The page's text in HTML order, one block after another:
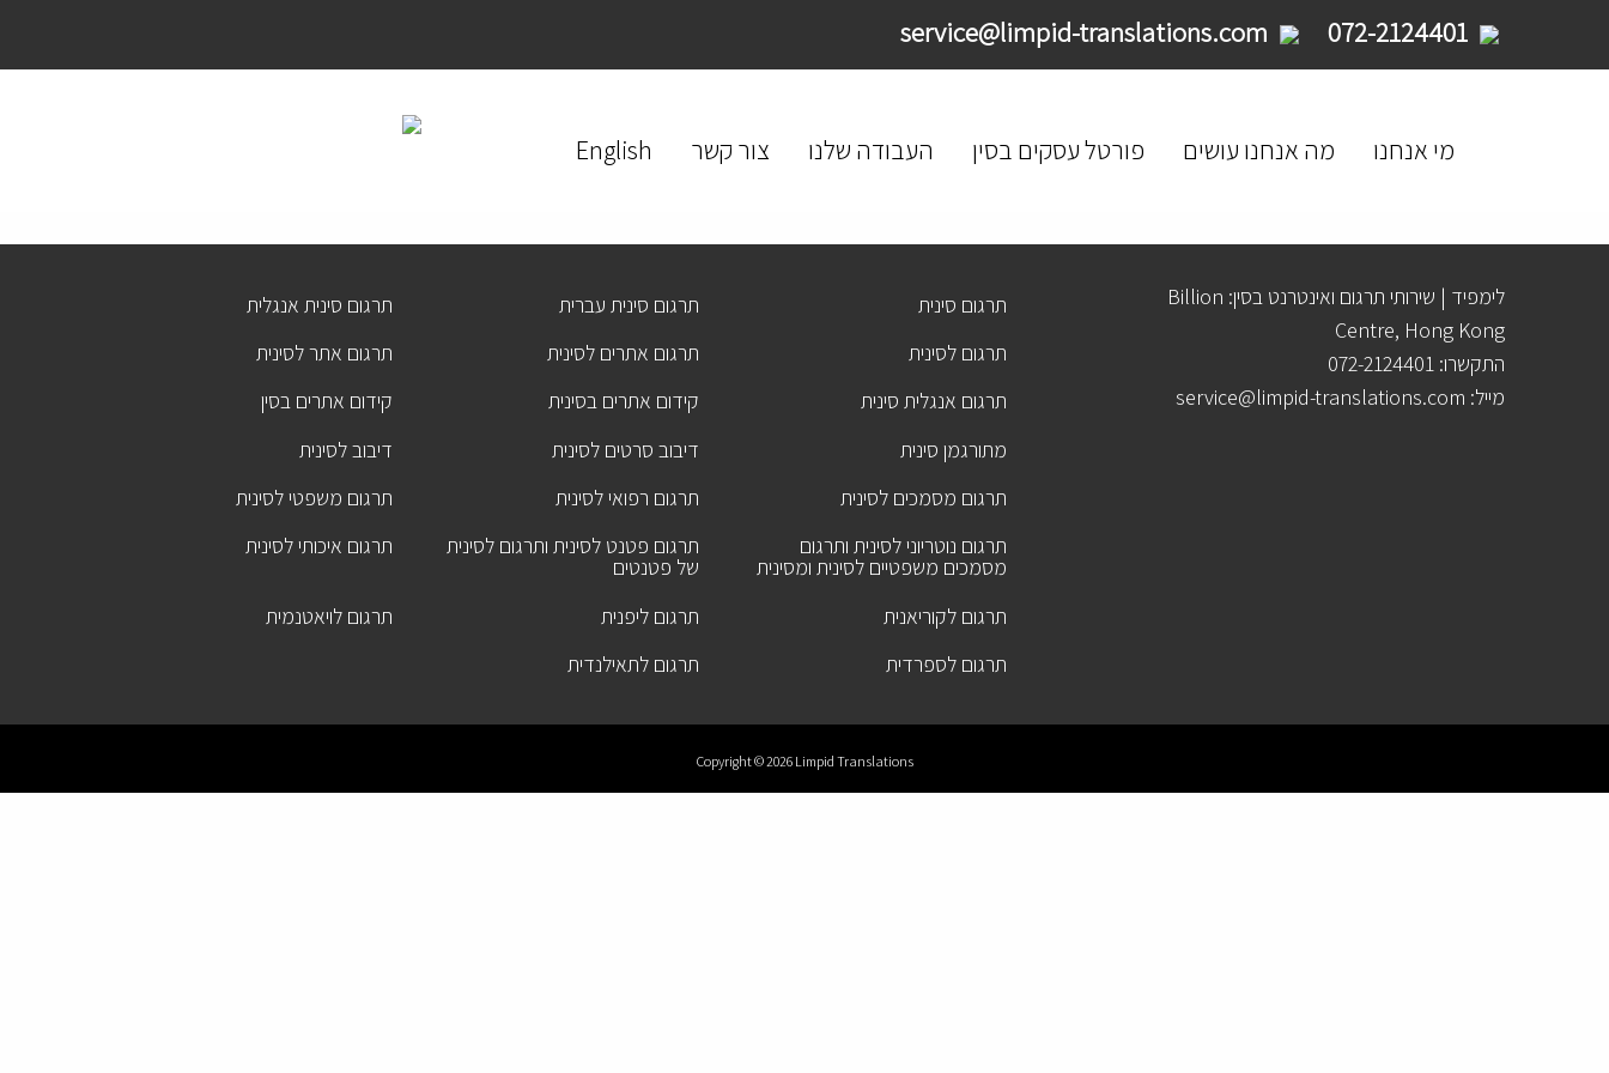
מי אנחנו מה אנחנו עושים פורטל עסקים בסין העבודה שלנו צור קשר English
לימפיד | שירותי תרגום ואינטרנט בסין: Billion
Centre, Hong Kong
התקשרו: 072-2124401
מייל: service@limpid-translations.com
תרגום סינית תרגום סינית עברית
תרגום סינית אנגלית
תרגום לסינית
תרגום אתרים לסינית
תרגום אתר לסינית
תרגום אנגלית סינית
קידום אתרים בסינית
קידום אתרים בסין
מתורגמן סינית
דיבוב סרטים לסינית
דיבוב לסינית
תרגום מסמכים לסינית
תרגום רפואי לסינית
תרגום משפטי לסינית
תרגום נוטריוני לסינית ותרגום
מסמכים משפטיים לסינית ומסינית
תרגום פטנט לסינית ותרגום לסינית
של פטנטים
תרגום איכותי לסינית
תרגום לקוריאנית תרגום ליפנית
תרגום לויאטנמית
תרגום לספרדית
תרגום לתאילנדית
Copyright © 2026 Limpid Translations